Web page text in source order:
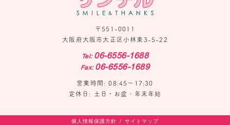
〒551-0011
大阪府大阪市大正区小林東3-5-22
Tel: 06-6556-1688
Fax: 06-6556-1689
営業時間: 08:45〜17:30
定休日: 土日・お盆・年末年始
個人情報保護方針 サイトマップ